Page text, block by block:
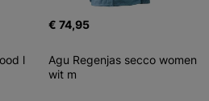
€ 74,95
l
Agu Regenjas secco women
wit m